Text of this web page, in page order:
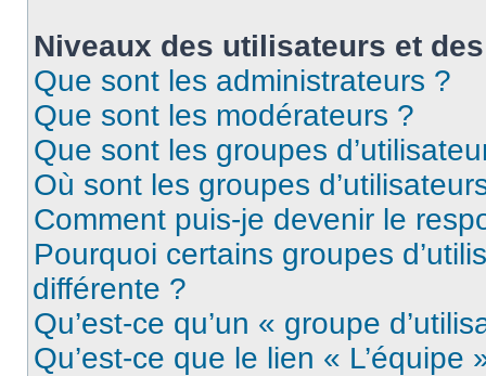
Niveaux des utilisateurs et
Que sont les administrateurs ?
Que sont les modérateurs ?
Que sont les groupes
Où sont les groupes
Comment puis-je devenir le
Pourquoi certains groupes
différente ?
Qu’est-ce qu’un « groupe
Qu’est-ce que le lien « L’équipe